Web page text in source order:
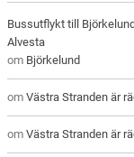
Bussutflykt till
Alvesta
om Björkelund
omVästra Stranden är
omVästra Stranden är